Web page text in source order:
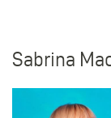
Sabrina